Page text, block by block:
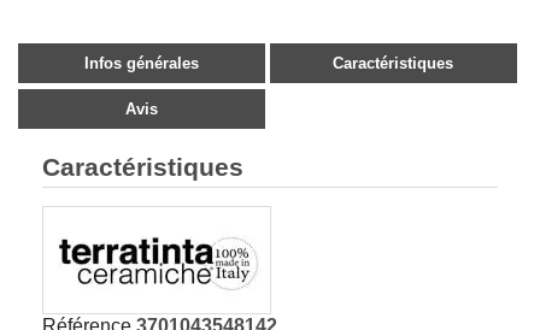
Infos générales Caractéristiques
Avis
Caractéristiques
Référence 3701043548142